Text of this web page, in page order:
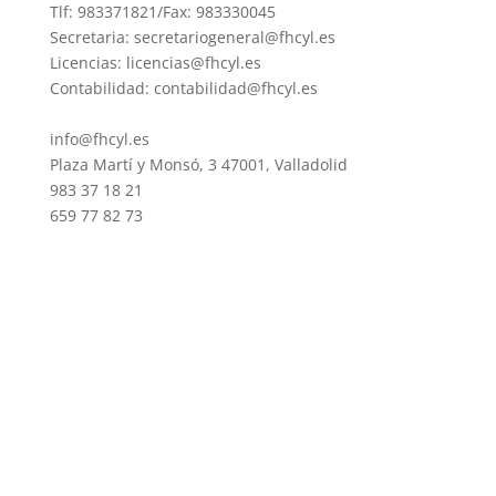
Tlf: 983371821/Fax: 983330045
Secretaria: secretariogeneral@fhcyl.es
Licencias: licencias@fhcyl.es
Contabilidad: contabilidad@fhcyl.es
info@fhcyl.es
Plaza Martí y Monsó, 3 47001, Valladolid
983 37 18 21
659 77 82 73